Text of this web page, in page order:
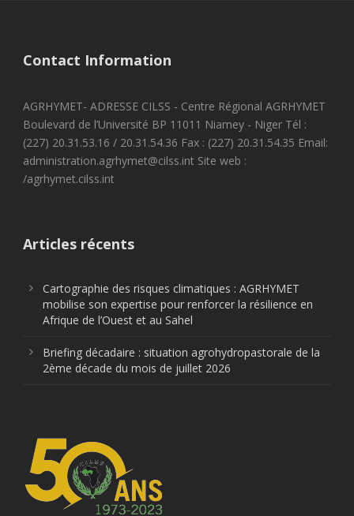
Contact Information
AGRHYMET- ADRESSE CILSS - Centre Régional AGRHYMET
Boulevard de l’Université BP 11011 Niamey - Niger Tél :
(227) 20.31.53.16 / 20.31.54.36 Fax : (227) 20.31.54.35 Email:
administration.agrhymet@cilss.int Site web :
/agrhymet.cilss.int
Articles récents
Cartographie des risques climatiques : AGRHYMET
mobilise son expertise pour renforcer la résilience en
Afrique de l’Ouest et au Sahel
Briefing décadaire : situation agrohydropastorale de la
2ème décade du mois de juillet 2026